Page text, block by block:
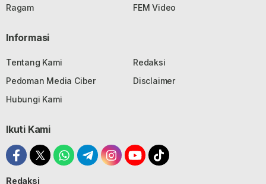
Ragam
FEM Video
Informasi
Tentang Kami
Redaksi
Pedoman Media Ciber
Disclaimer
Hubungi Kami
Ikuti Kami
Redaksi